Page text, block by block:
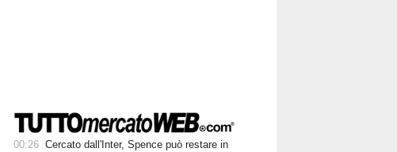
00:26 Cercato dall'Inter, Spence può restare in